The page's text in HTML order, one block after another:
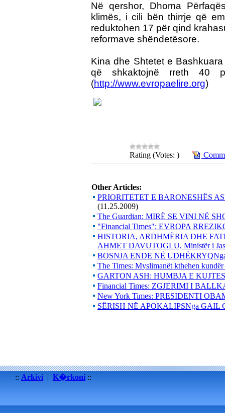
Në qershor, Dhoma
klimës, i cili bën thirrje që
reduktohen 17 për qind
reformave shëndetësore.
Kina dhe Shtetet e
që shkaktojnë rreth 40
(http://www.evropaelire.org)
Rating (Votes: )
Other Articles:
PRIORITETET E BARONESHËS
(11.25.2009)
The Guardian: MIRË SE VINI NË
"Financial Times": EVROPA
HISTORIA, ARDHMËRIA DHE
AHMET DAVUTOGLU, Ministër i
BOSNJA ENDE NË
The Times: Myslimanët kthehen
GARTON ASH: HUMBJA E
Financial Times: ZGJERIMI I
New York Times: PRESIDENTI
SËRISH NË APOKALIPSNga GAIL
:: Arkivi | K�rkoni ::